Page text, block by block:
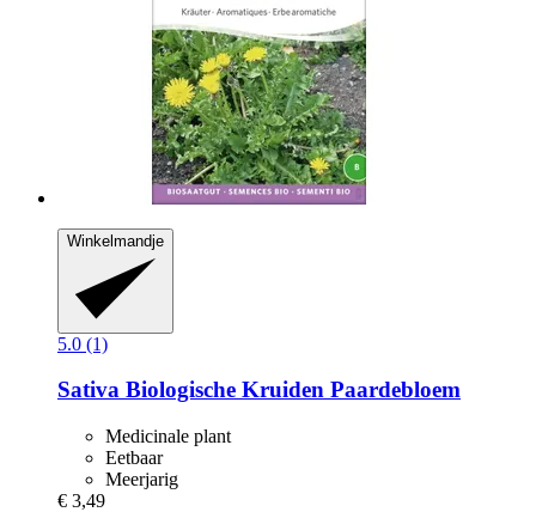
Winkelmandje
5.0 (1)
Sativa Biologische Kruiden Paardebloem
Medicinale plant
Eetbaar
Meerjarig
€ 3,49